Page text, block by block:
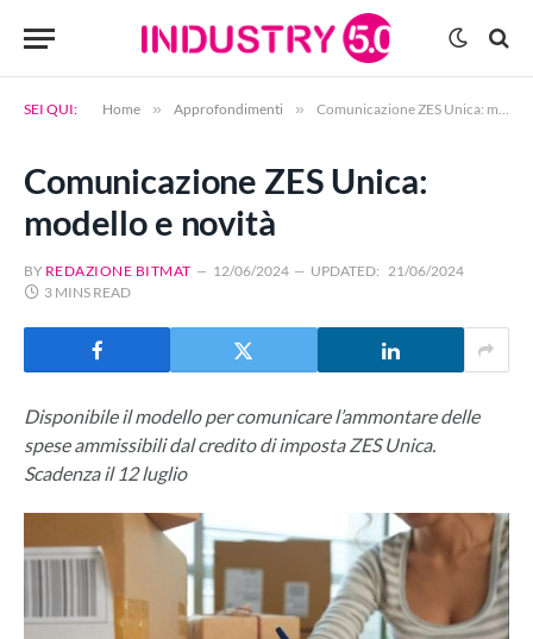
SEI QUI: Home » Approfondimenti » Comunicazione ZES Unica: modello e novità
Comunicazione ZES Unica:
modello e novità
BY REDAZIONE BITMAT 12/06/2024 UPDATED: 21/06/2024
3 MINS READ
Disponibile il modello per comunicare l’ammontare delle
spese ammissibili dal credito di imposta ZES Unica.
Scadenza il 12 luglio